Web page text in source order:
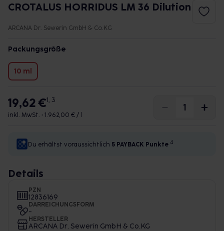
CROTALUS HORRIDUS LM 36 Dilution
ARCANA Dr. Sewerin GmbH & Co.KG
Packungsgröße
10 ml
19,62 €1, 3
inkl. MwSt. • 1.962,00 € / l
Du erhältst voraussichtlich 5 PAYBACK Punkte 4
Details
PZN
12836169
DARREICHUNGSFORM
-
HERSTELLER
ARCANA Dr. Sewerin GmbH & Co.KG